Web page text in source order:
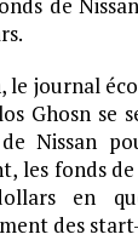
le journal
Ghosn se
Nissan
les fonds
en
des